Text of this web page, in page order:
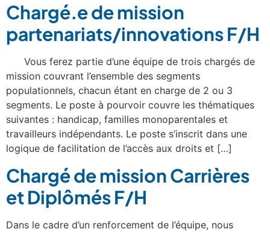
Chargé.e de mission
partenariats/innovations F/H
Vous ferez partie d’une équipe de trois chargés de
mission couvrant l’ensemble des segments
populationnels, chacun étant en charge de 2 ou 3
segments. Le poste à pourvoir couvre les thématiques
suivantes : handicap, familles monoparentales et
travailleurs indépendants. Le poste s’inscrit dans une
logique de facilitation de l’accès aux droits et […]
Chargé de mission Carrières
et Diplômés F/H
Dans le cadre d’un renforcement de l’équipe, nous